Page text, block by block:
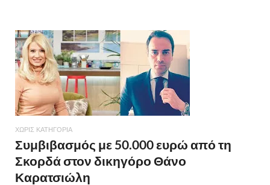
o
o
k
t
σ
τε
ίτ
ε
ΧΩΡΊΣ ΚΑΤΗΓΟΡΊΑ
Συμβιβασμός με 50.000 ευρώ από τη
Σκορδά στον δικηγόρο Θάνο
Καρατσιώλη